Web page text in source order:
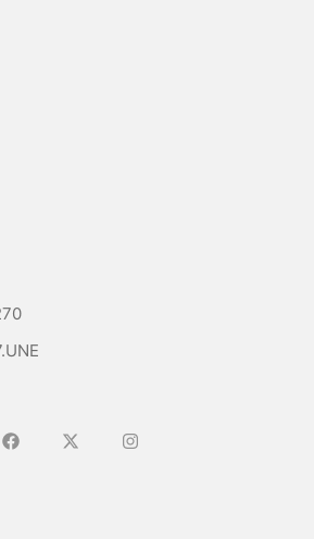
Ir a FacebookIr a X (Ex-Twitter)
Ir a